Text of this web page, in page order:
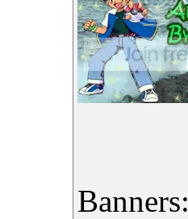
Banners: